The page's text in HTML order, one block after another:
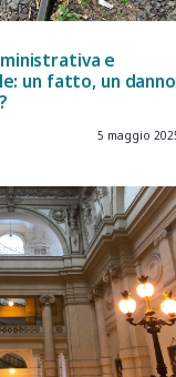
e
un fatto, un danno
5 maggio